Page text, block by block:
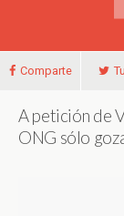
Comparte
A petición de
ONG sólo